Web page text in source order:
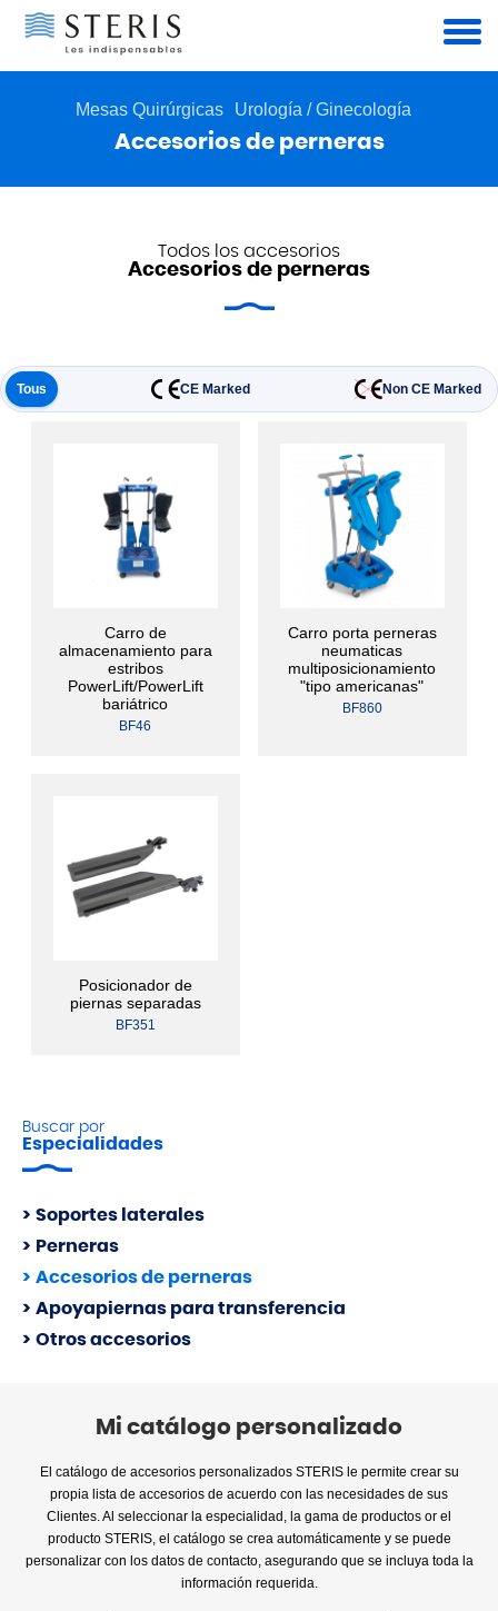
Mesas Quirúrgicas Urología / Ginecología
Accesorios de perneras
Todos los accesorios
Accesorios de perneras
Tous CE Marked Non CE Marked
Buscar por
Especialidades
Soportes laterales
Perneras
Accesorios de perneras
Apoyapiernas para transferencia
Otros accesorios
Carro de
almacenamiento para
estribos
PowerLift/PowerLift
bariátrico
BF46
Carro porta perneras
neumaticas
multiposicionamiento
"tipo americanas"
BF860
Posicionador de
piernas separadas
BF351
Mi catálogo personalizado
El catálogo de accesorios personalizados STERIS le permite crear su
propia lista de accesorios de acuerdo con las necesidades de sus
Clientes. Al seleccionar la especialidad, la gama de productos or el
producto STERIS, el catálogo se crea automáticamente y se puede
personalizar con los datos de contacto, asegurando que se incluya toda la
información requerida.
Panel de gestión de cookies